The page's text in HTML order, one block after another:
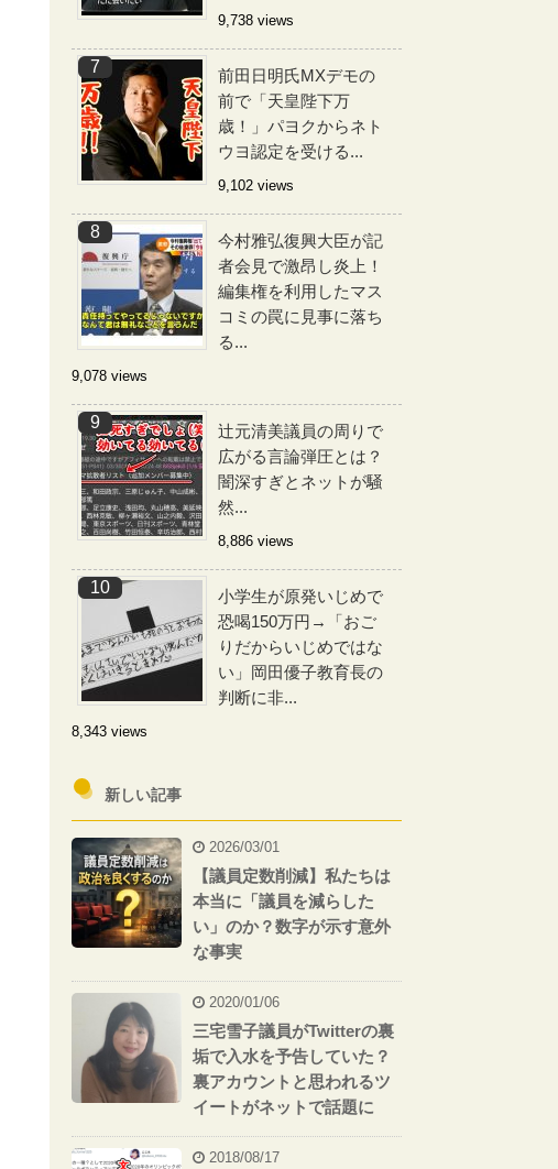
9,738 views
前田日明氏MXデモの
前で「天皇陛下万
歳！」パヨクからネト
ウヨ認定を受ける...
9,102 views
今村雅弘復興大臣が記
者会見で激昂し炎上！
編集権を利用したマス
コミの罠に見事に落ち
る...
9,078 views
辻元清美議員の周りで
広がる言論弾圧とは？
闇深すぎとネットが騒
然...
8,886 views
小学生が原発いじめで
恐喝150万円→「おご
りだからいじめではな
い」岡田優子教育長の
判断に非...
8,343 views
新しい記事
2026/03/01
【議員定数削減】私たちは
本当に「議員を減らした
い」のか？数字が示す意外
な事実
2020/01/06
三宅雪子議員がTwitterの裏
垢で入水を予告していた？
裏アカウントと思われるツ
イートがネットで話題に
2018/08/17